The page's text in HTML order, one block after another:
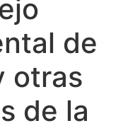
de
otras
de la